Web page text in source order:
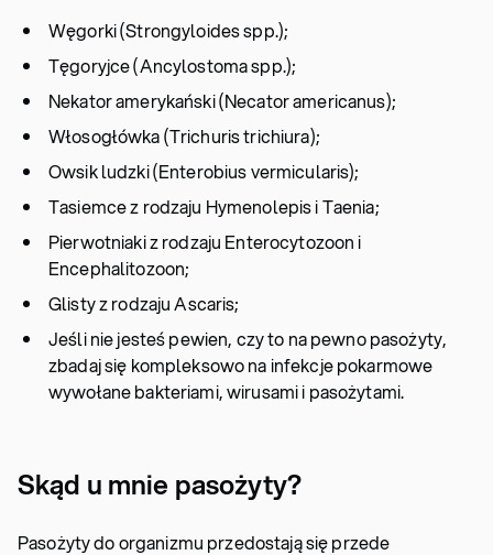
Węgorki (Strongyloides spp.);
Tęgoryjce (Ancylostoma spp.);
Nekator amerykański (Necator americanus);
Włosogłówka (Trichuris trichiura);
Owsik ludzki (Enterobius vermicularis);
Tasiemce z rodzaju Hymenolepis i Taenia;
Pierwotniaki z rodzaju Enterocytozoon i
Encephalitozoon;
Glisty z rodzaju Ascaris;
Jeśli nie jesteś pewien, czy to na pewno pasożyty,
zbadaj się kompleksowo na infekcje pokarmowe
wywołane bakteriami, wirusami i pasożytami.
Skąd u mnie pasożyty?
Pasożyty do organizmu przedostają się przede